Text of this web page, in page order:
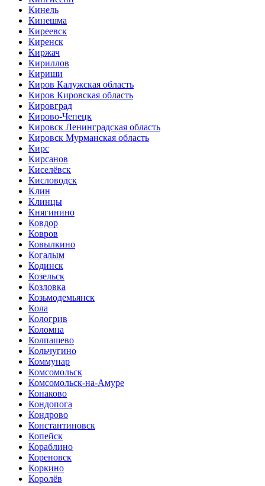
Кинель
Кинешма
Киреевск
Киренск
Киржач
Кириллов
Кириши
Киров Калужская область
Киров Кировская область
Кировград
Кирово-Чепецк
Кировск Ленинградская область
Кировск Мурманская область
Кирс
Кирсанов
Киселёвск
Кисловодск
Клин
Клинцы
Княгинино
Ковдор
Ковров
Ковылкино
Когалым
Кодинск
Козельск
Козловка
Козьмодемьянск
Кола
Кологрив
Коломна
Колпашево
Кольчугино
Коммунар
Комсомольск
Комсомольск-на-Амуре
Конаково
Кондопога
Кондрово
Константиновск
Копейск
Кораблино
Кореновск
Коркино
Королёв